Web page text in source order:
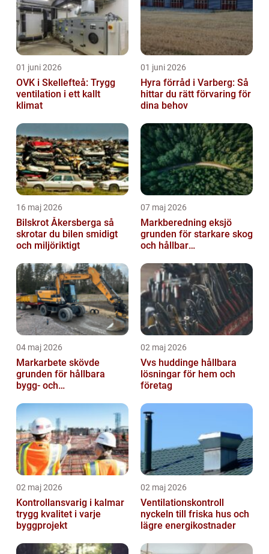
01 juni 2026
OVK i Skellefteå: Trygg
ventilation i ett kallt
klimat
01 juni 2026
Hyra förråd i Varberg: Så
hittar du rätt förvaring för
dina behov
16 maj 2026
Bilskrot Åkersberga så
skrotar du bilen smidigt
och miljöriktigt
07 maj 2026
Markberedning eksjö
grunden för starkare skog
och hållbar
04 maj 2026
Markarbete skövde
grunden för hållbara
bygg- och
02 maj 2026
Vvs huddinge hållbara
lösningar för hem och
företag
02 maj 2026
Kontrollansvarig i kalmar
trygg kvalitet i varje
byggprojekt
02 maj 2026
Ventilationskontroll
nyckeln till friska hus och
lägre energikostnader